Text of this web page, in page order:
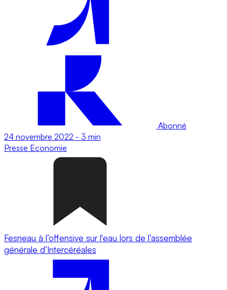
Abonné
24 novembre 2022 - 3 min
Presse Economie
Fesneau à l’offensive sur l'eau lors de l’assemblée
générale d’Intercéréales